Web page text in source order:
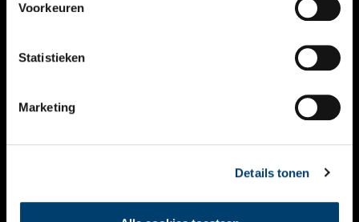
Voorkeuren
Statistieken
Marketing
Details tonen
KALENDER
THEMA’S
VIDEO’S
CONTACT